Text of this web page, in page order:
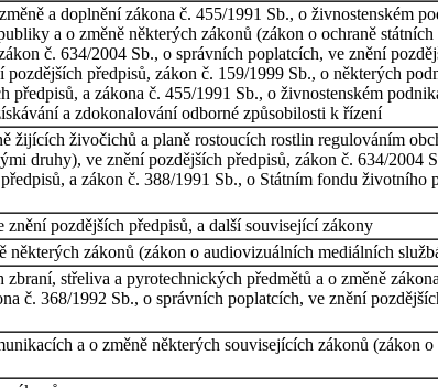
a doplnění zákona č. 455/1991 Sb., o živnostenském
a o změně některých zákonů (zákon o ochraně
č. 634/2004 Sb., o správních poplatcích, ve znění
předpisů, zákon č. 159/1999 Sb., o některých
a zákona č. 455/1991 Sb., o živnostenském
a zdokonalování odborné způsobilosti k řízení
žijících živočichů a planě rostoucích rostlin regulováním
druhy), ve znění pozdějších předpisů, zákon č. 634/2004
a zákon č. 388/1991 Sb., o Státním fondu životního
pozdějších předpisů, a další související zákony
zákonů (zákon o audiovizuálních mediálních
střeliva a pyrotechnických předmětů a o změně
č. 368/1992 Sb., o správních poplatcích, ve znění
a o změně některých souvisejících zákonů (zákon